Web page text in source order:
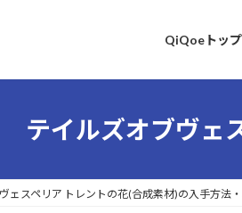
QiQoeトッ
テイルズオブヴェ
ヴェスペリア トレントの花(合成素材)の入手方法